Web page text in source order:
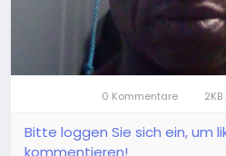
0 Kommentare
Bitte loggen Sie sich ein, um